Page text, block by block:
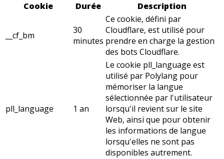
Cookie
Durée Description
__cf_bm
30
minutes
Ce cookie, défini par
Cloudflare, est utilisé pour
prendre en charge la gestion
des bots Cloudflare.
pll_language 1 an
Le cookie pll_language est
utilisé par Polylang pour
mémoriser la langue
sélectionnée par l'utilisateur
lorsqu'il revient sur le site
Web, ainsi que pour obtenir
les informations de langue
lorsqu'elles ne sont pas
disponibles autrement.